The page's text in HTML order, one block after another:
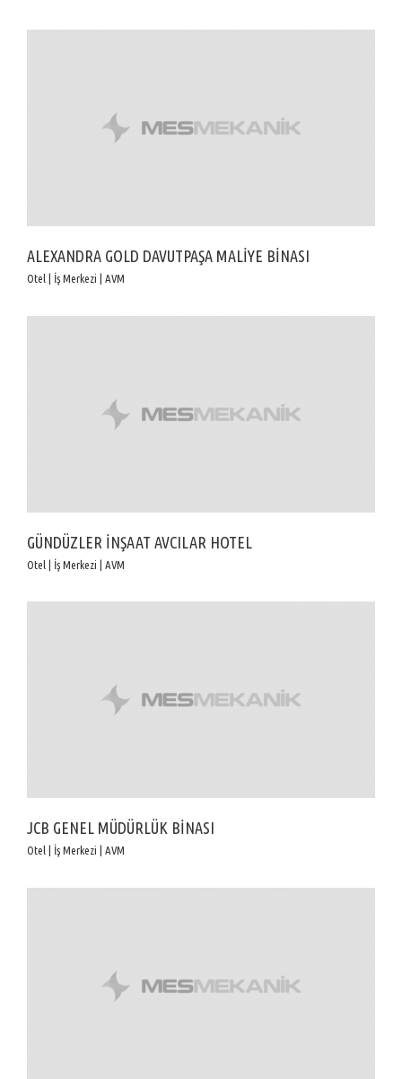
ALEXANDRA GOLD DAVUTPAŞA MALİYE BİNASI
Otel | İş Merkezi | AVM
GÜNDÜZLER İNŞAAT AVCILAR HOTEL
Otel | İş Merkezi | AVM
JCB GENEL MÜDÜRLÜK BİNASI
Otel | İş Merkezi | AVM